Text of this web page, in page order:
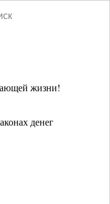
жизни!
денег